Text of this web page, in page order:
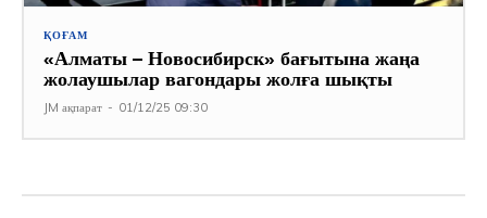
ҚОҒАМ
«Алматы – Новосибирск» бағытына жаңа
жолаушылар вагондары жолға шықты
JM ақпарат - 01/12/25 09:30